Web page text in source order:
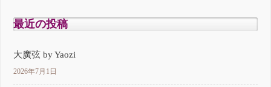
最近の投稿
大廣弦 by Yaozi
2026年7月1日